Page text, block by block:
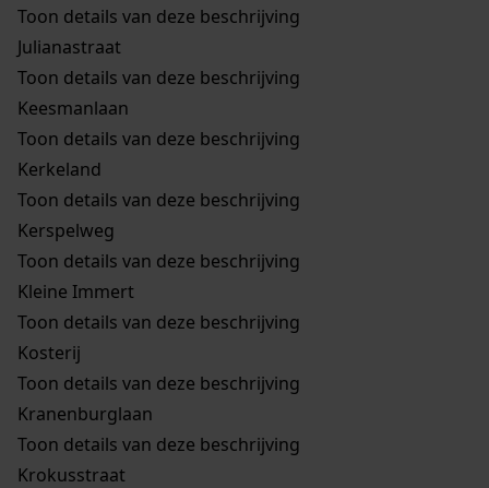
Toon details van deze beschrijving
Julianastraat
Toon details van deze beschrijving
Keesmanlaan
Toon details van deze beschrijving
Kerkeland
Toon details van deze beschrijving
Kerspelweg
Toon details van deze beschrijving
Kleine Immert
Toon details van deze beschrijving
Kosterij
Toon details van deze beschrijving
Kranenburglaan
Toon details van deze beschrijving
Krokusstraat